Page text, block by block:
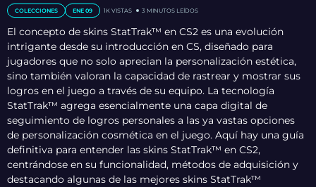
COLECCIONES ENE 09 1K VISTAS 3 MINUTOS LEÍDOS
El concepto de skins StatTrak™ en CS2 es una evolución
intrigante desde su introducción en CS, diseñado para
jugadores que no solo aprecian la personalización estética,
sino también valoran la capacidad de rastrear y mostrar sus
logros en el juego a través de su equipo. La tecnología
StatTrak™ agrega esencialmente una capa digital de
seguimiento de logros personales a las ya vastas opciones
de personalización cosmética en el juego. Aquí hay una guía
definitiva para entender las skins StatTrak™ en CS2,
centrándose en su funcionalidad, métodos de adquisición y
destacando algunas de las mejores skins StatTrak™